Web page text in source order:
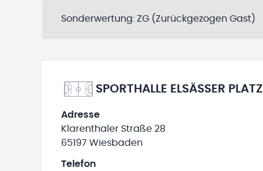
Sonderwertung: ZG (Zurückgezogen Gast)
SPORTHALLE ELSÄSSER PLATZ
Adresse
Klarenthaler Straße 28
65197 Wiesbaden
Telefon